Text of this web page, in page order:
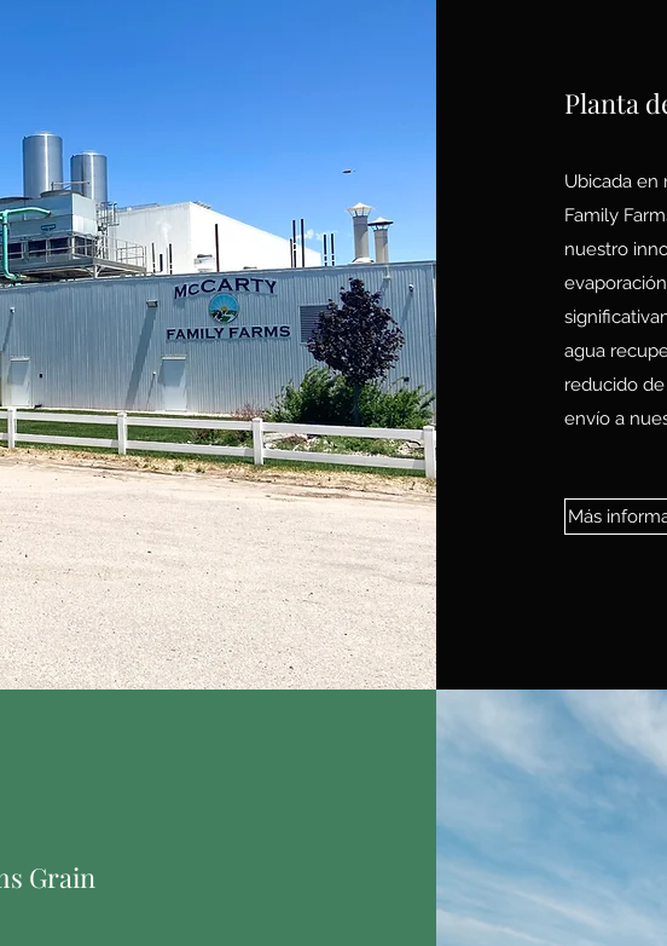
Planta
Ubicada en
Family
nuestro
agua
reducido
envío a
Más
Grain